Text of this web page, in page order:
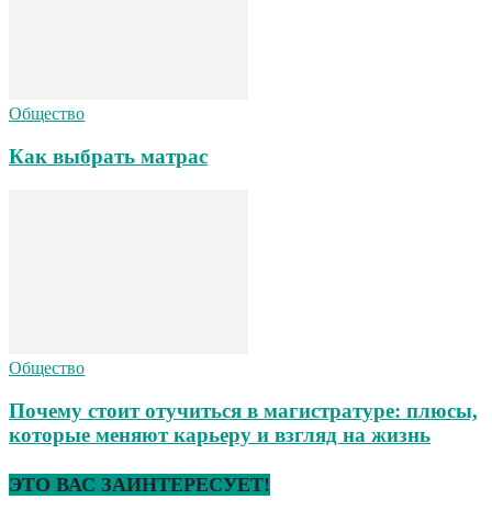
Общество
Как выбрать матрас
Общество
Почему стоит отучиться в магистратуре: плюсы,
которые меняют карьеру и взгляд на жизнь
ЭТО ВАС ЗАИНТЕРЕСУЕТ!